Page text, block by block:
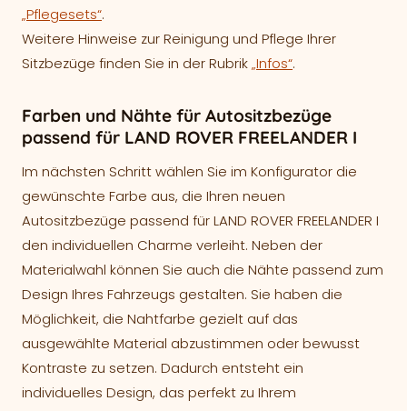
„Pflegesets“.
Weitere Hinweise zur Reinigung und Pflege Ihrer
Sitzbezüge finden Sie in der Rubrik„Infos“.
Farben und Nähte für Autositzbezüge
passend für LAND ROVER FREELANDER I
Im nächsten Schritt wählen Sie im Konfigurator die
gewünschte Farbe aus, die Ihren neuen
Autositzbezüge passend für LAND ROVER FREELANDER I
den individuellen Charme verleiht. Neben der
Materialwahl können Sie auch die Nähte passend zum
Design Ihres Fahrzeugs gestalten. Sie haben die
Möglichkeit, die Nahtfarbe gezielt auf das
ausgewählte Material abzustimmen oder bewusst
Kontraste zu setzen. Dadurch entsteht ein
individuelles Design, das perfekt zu Ihrem